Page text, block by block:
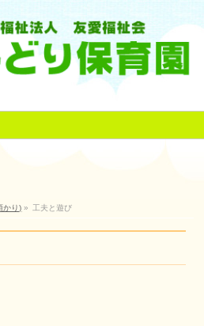
かり) » 工夫と遊び